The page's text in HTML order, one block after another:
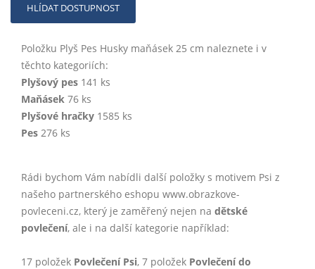
HLÍDAT DOSTUPNOST
Položku Plyš Pes Husky maňásek 25 cm naleznete i v
těchto kategoriích:
Plyšový pes 141 ks
Maňásek 76 ks
Plyšové hračky 1585 ks
Pes 276 ks
Rádi bychom Vám nabídli další položky s motivem Psi z
našeho partnerského eshopu www.obrazkove-
povleceni.cz, který je zaměřený nejen na dětské
povlečení, ale i na další kategorie například:
17 položek Povlečení Psi, 7 položek Povlečení do